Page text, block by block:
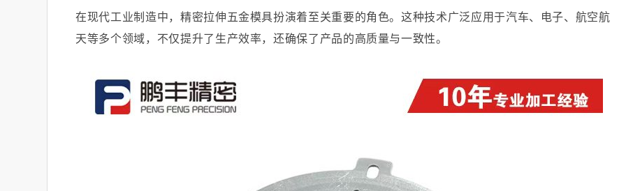
在现代工业制造中，精密拉伸五金模具扮演着至关重要的角色。这种技术广泛应用于汽车、电子、航空航
天等多个领域，不仅提升了生产效率，还确保了产品的高质量与一致性。